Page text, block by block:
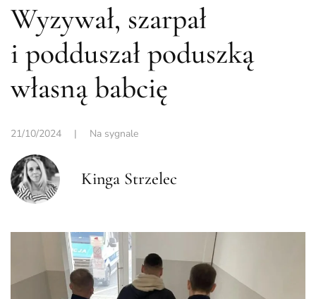
Wyzywał, szarpał
i podduszał poduszką
własną babcię
21/10/2024 | Na sygnale
Kinga Strzelec